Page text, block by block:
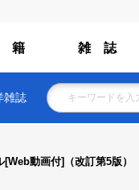
籍 雑 誌
雑誌
動画付]（改訂第5版）